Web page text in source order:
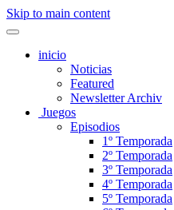
Skip to main content
inicio
Noticias
Featured
Newsletter Archiv
Juegos
Episodios
1º Temporada
2º Temporada
3º Temporada
4º Temporada
5º Temporada